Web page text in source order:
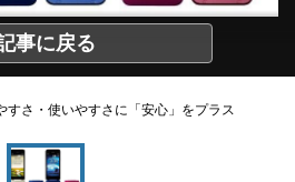
事に戻る
すさ・使いやすさに「安心」をプラス